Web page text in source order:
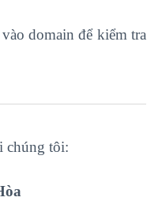
domain để kiểm tra
chúng tôi: